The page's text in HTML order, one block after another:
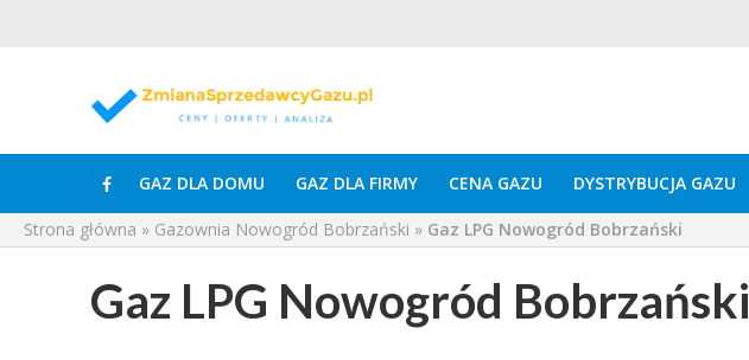
GAZ DLA DOMU GAZ DLA FIRMY CENA GAZU DYSTRYBUCJA GAZU
Strona główna » Gazownia Nowogród Bobrzański » Gaz LPG Nowogród Bobrzański
Gaz LPG Nowogród Bobrzański